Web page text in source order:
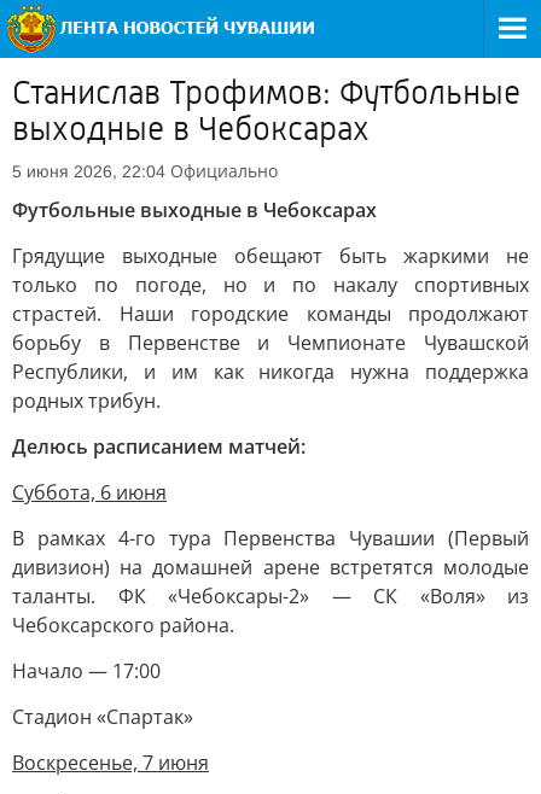
Станислав Трофимов: Футбольные
выходные в Чебоксарах
5 июня 2026, 22:04 Официально
Футбольные выходные в Чебоксарах
Грядущие выходные обещают быть жаркими не
только по погоде, но и по накалу спортивных
страстей. Наши городские команды продолжают
борьбу в Первенстве и Чемпионате Чувашской
Республики, и им как никогда нужна поддержка
родных трибун.
Делюсь расписанием матчей:
Суббота, 6 июня
В рамках 4-го тура Первенства Чувашии (Первый
дивизион) на домашней арене встретятся молодые
таланты. ФК «Чебоксары-2» — СК «Воля» из
Чебоксарского района.
Начало — 17:00
Стадион «Спартак»
Воскресенье, 7 июня